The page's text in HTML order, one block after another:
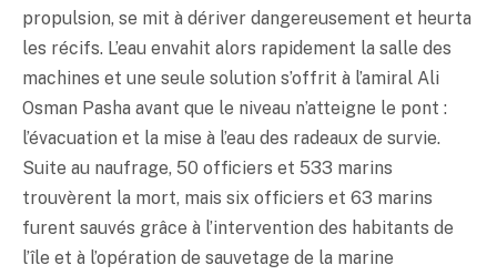
propulsion, se mit à dériver dangereusement et heurta
les récifs. L’eau envahit alors rapidement la salle des
machines et une seule solution s’offrit à l’amiral Ali
Osman Pasha avant que le niveau n’atteigne le pont :
l’évacuation et la mise à l’eau des radeaux de survie.
Suite au naufrage, 50 officiers et 533 marins
trouvèrent la mort, mais six officiers et 63 marins
furent sauvés grâce à l’intervention des habitants de
l’île et à l’opération de sauvetage de la marine